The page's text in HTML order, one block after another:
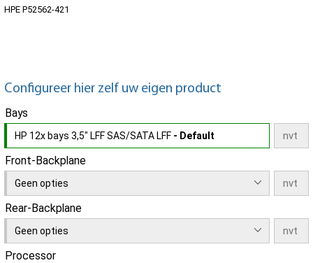
HPE P52562-421
Configureer hier zelf uw eigen product
Bays
HP 12x bays 3,5" LFF SAS/SATA LFF - Default
Front-Backplane
Geen opties
Rear-Backplane
Geen opties
Processor